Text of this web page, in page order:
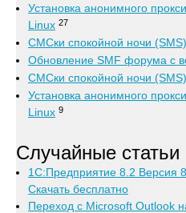
Установка анонимного
Linux 27
СМСки спокойной ночи (SMS)
Обновление SMF форума с
СМСки спокойной ночи (SMS)
Установка анонимного
Linux 9
Случайные статьи
1С:Предприятие 8.2 Версия
Скачать бесплатно
Переход с Microsoft Outlook